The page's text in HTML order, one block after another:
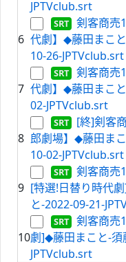
JPTVclub.srt
6
剣客商売
代劇】◆藤田まこ
10-26-JPTVclub.srt
7
剣客商売
代劇】◆藤田まこ
02-JPTVclub.srt
8
[終]剣客
郎劇場】◆藤田ま
10-02-JPTVclub.srt
9
剣客商売
[特選!日替り時代
と-2022-09-21-
10
剣客商売
劇]◆藤田まこと-
JPTVclub.srt